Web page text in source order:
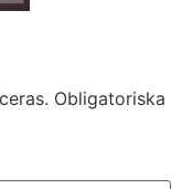
Obligatoriska